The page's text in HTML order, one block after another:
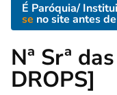
É Paróquia/
se no site antes
Nª Srª
DROPS]